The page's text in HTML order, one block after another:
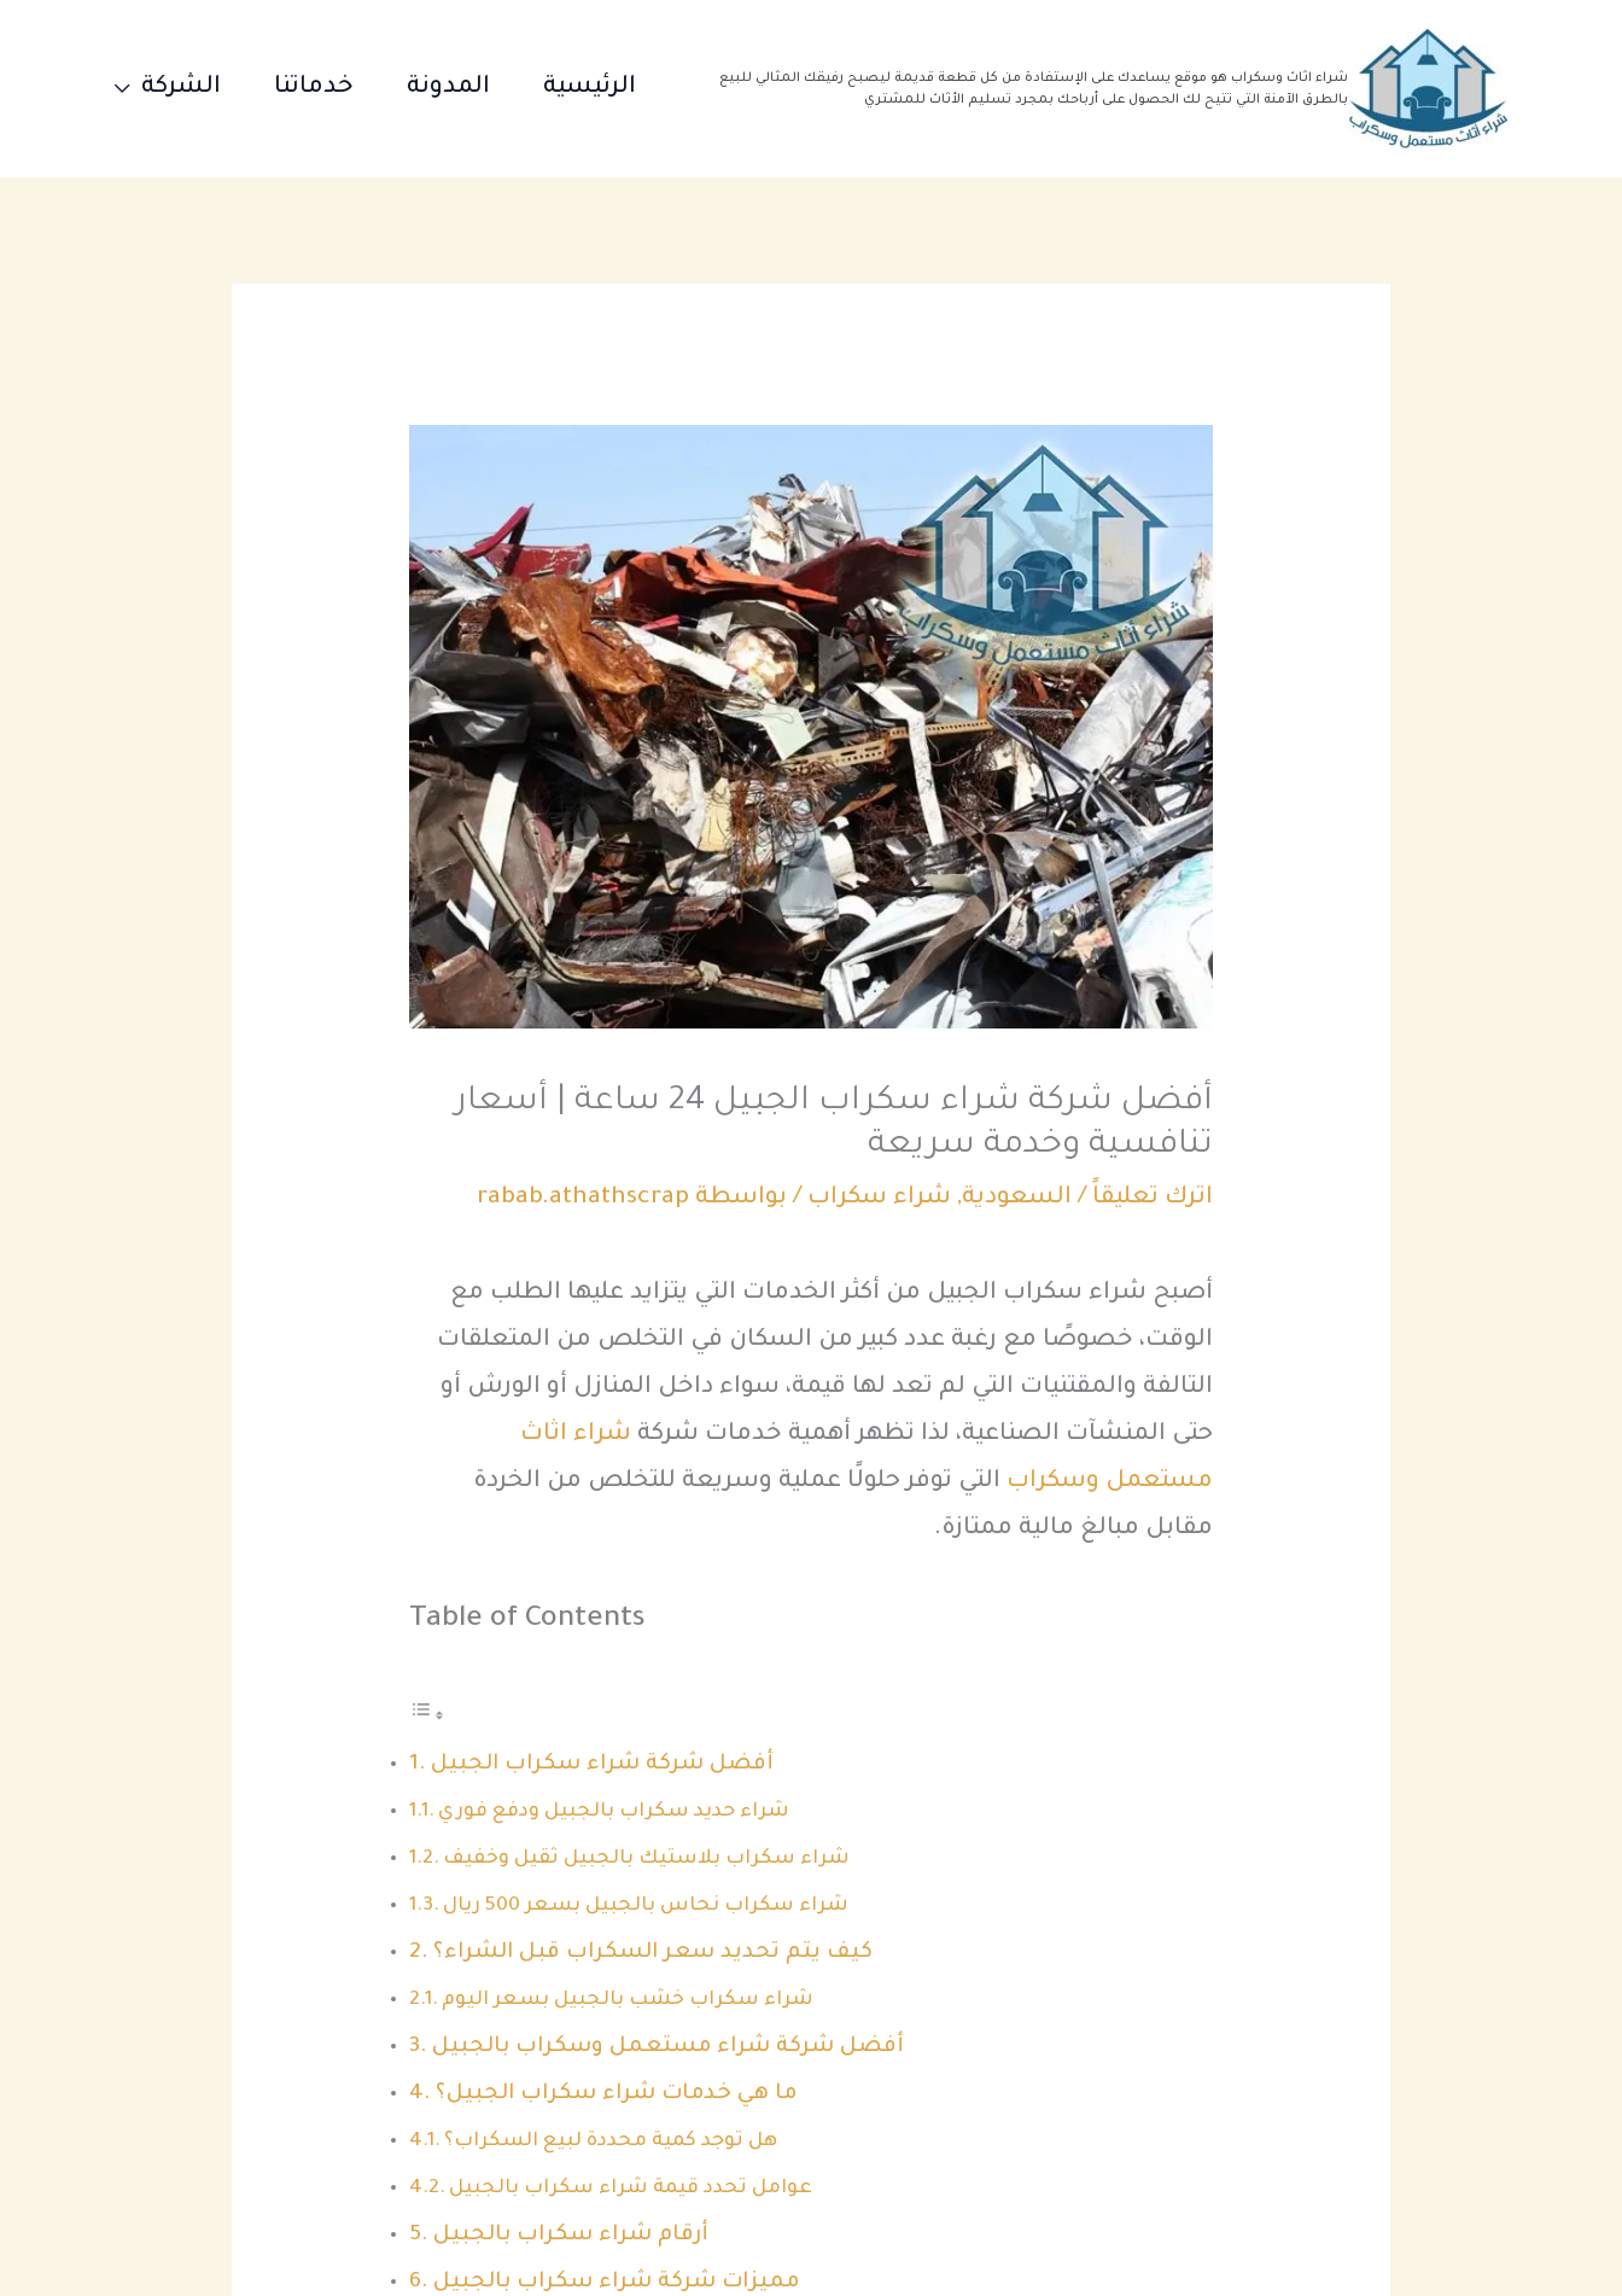
شراء اثاث وسكراب هو موقع يساعدك على الإستفادة من كل قطعة قديمة ليصبح رفيقك المثالي للبيع
بالطرق الآمنة التي تتيح لك الحصول على أرباحك بمجرد تسليم الأثاث للمشتري
الرئيسية المدونة خدماتنا الشركة
أفضل شركة شراء سكراب الجبيل 24 ساعة | أسعار
تنافسية وخدمة سريعة
اترك تعليقاً / السعودية, شراء سكراب / بواسطة rabab.athathscrap
أصبح شراء سكراب الجبيل من أكثر الخدمات التي يتزايد عليها الطلب مع
الوقت، خصوصًا مع رغبة عدد كبير من السكان في التخلص من المتعلقات
التالفة والمقتنيات التي لم تعد لها قيمة، سواء داخل المنازل أو الورش أو
حتى المنشآت الصناعية، لذا تظهر أهمية خدمات شركة شراء اثاث
مستعمل وسكراب التي توفر حلولًا عملية وسريعة للتخلص من الخردة
مقابل مبالغ مالية ممتازة.
Table of Contents
أفضل شركة شراء سكراب الجبيل
شراء حديد سكراب بالجبيل ودفع فوري
شراء سكراب بلاستيك بالجبيل ثقيل وخفيف
شراء سكراب نحاس بالجبيل بسعر 500 ريال
كيف يتم تحديد سعر السكراب قبل الشراء؟
شراء سكراب خشب بالجبيل بسعر اليوم
أفضل شركة شراء مستعمل وسكراب بالجبيل
ما هي خدمات شراء سكراب الجبيل؟
هل توجد كمية محددة لبيع السكراب؟
عوامل تحدد قيمة شراء سكراب بالجبيل
أرقام شراء سكراب بالجبيل
مميزات شركة شراء سكراب بالجبيل